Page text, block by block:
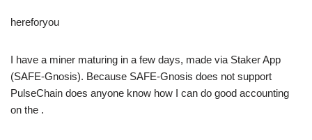
hereforyou
I have a miner maturing in a few days, made via Staker App
(SAFE-Gnosis). Because SAFE-Gnosis does not support
PulseChain does anyone know how I can do good accounting
on the .